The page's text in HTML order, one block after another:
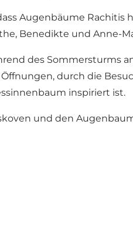
Augenbäume Rachitis
Benedikte und Anne-
des Sommersturms
durch die
inspiriert ist.
und den